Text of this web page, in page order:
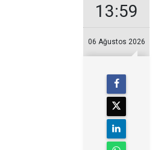
13:59
06 Ağustos 2026